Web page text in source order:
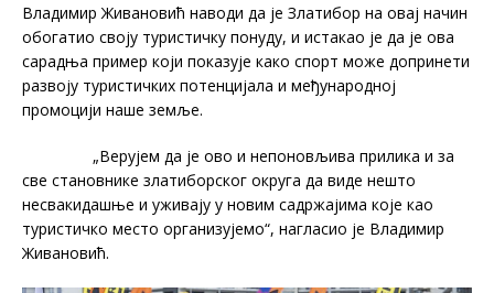
Владимир Живановић наводи да је Златибор на овај начин
обогатио своју туристичку понуду, и истакао је да је ова
сарадња пример који показује како спорт може допринети
развоју туристичких потенцијала и међународној
промоцији наше земље.
„Верујем да је ово и непоновљива прилика и за
све становнике златиборског округа да виде нешто
несвакидашње и уживају у новим садржајима које као
туристичко место организујемо“, нагласио је Владимир
Живановић.